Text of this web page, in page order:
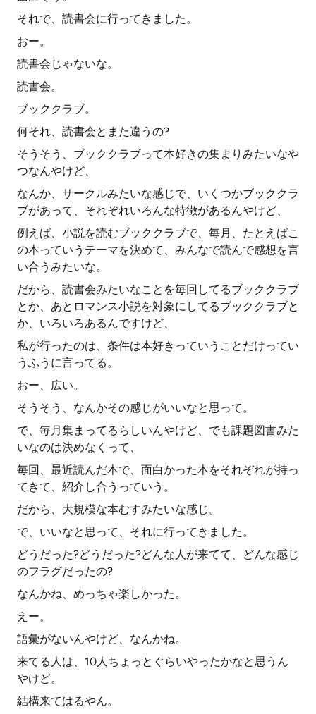
それで、読書会に行ってきました。
おー。
読書会じゃないな。
読書会。
ブッククラブ。
何それ、読書会とまた違うの?
そうそう、ブッククラブって本好きの集まりみたいなや
つなんやけど、
なんか、サークルみたいな感じで、いくつかブッククラ
ブがあって、それぞれいろんな特徴があるんやけど、
例えば、小説を読むブッククラブで、毎月、たとえばこ
の本っていうテーマを決めて、みんなで読んで感想を言
い合うみたいな。
だから、読書会みたいなことを毎回してるブッククラブ
とか、あとロマンス小説を対象にしてるブッククラブと
か、いろいろあるんですけど、
私が行ったのは、条件は本好きっていうことだけってい
うふうに言ってる。
おー、広い。
そうそう、なんかその感じがいいなと思って。
で、毎月集まってるらしいんやけど、でも課題図書みた
いなのは決めなくって、
毎回、最近読んだ本で、面白かった本をそれぞれが持っ
てきて、紹介し合うっていう。
だから、大規模な本むすみたいな感じ。
で、いいなと思って、それに行ってきました。
どうだった?どうだった?どんな人が来てて、どんな感じ
のフラグだったの?
なんかね、めっちゃ楽しかった。
えー。
語彙がないんやけど、なんかね。
来てる人は、10人ちょっとぐらいやったかなと思うん
やけど。
結構来てはるやん。